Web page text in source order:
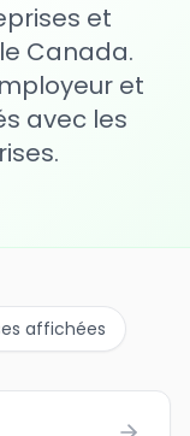
et
Canada.
et
avec les
affichées